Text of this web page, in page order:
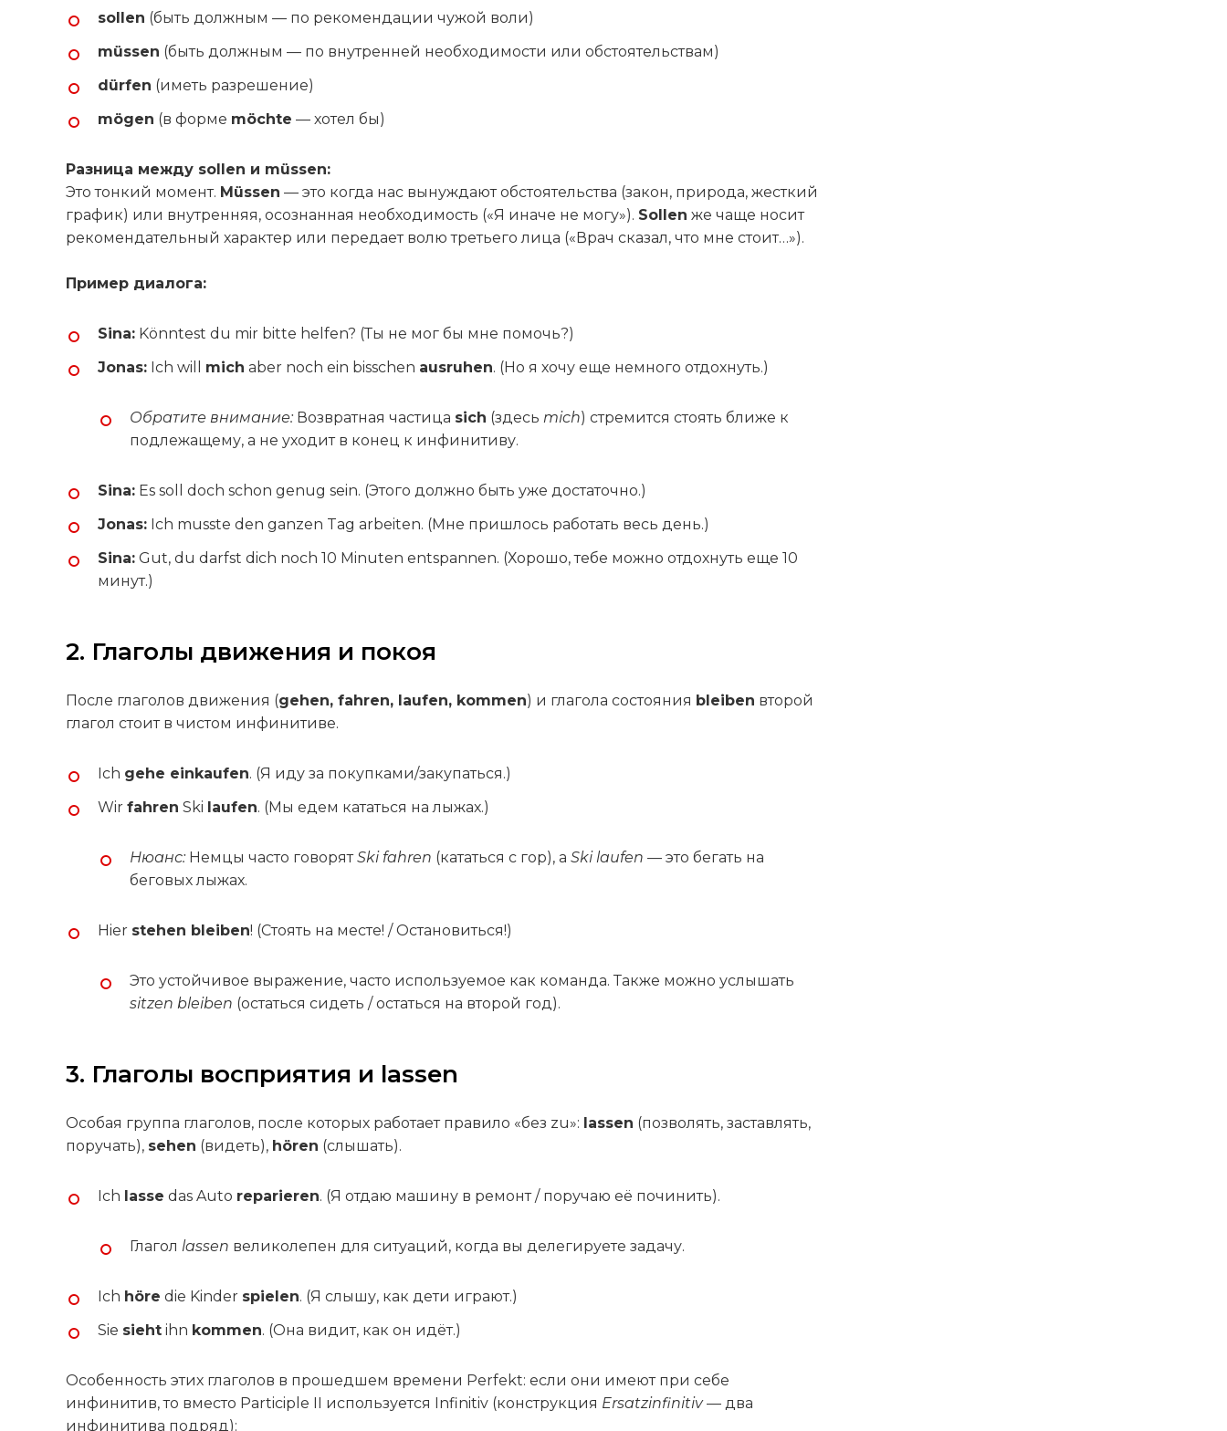
sollen (быть должным — по рекомендации чужой воли)
müssen (быть должным — по внутренней необходимости или обстоятельствам)
dürfen (иметь разрешение)
mögen (в форме möchte — хотел бы)
Разница между sollen и müssen:
Это тонкий момент. Müssen — это когда нас вынуждают обстоятельства (закон, природа, жесткий
график) или внутренняя, осознанная необходимость («Я иначе не могу»). Sollen же чаще носит
рекомендательный характер или передает волю третьего лица («Врач сказал, что мне стоит…»).
Пример диалога:
Sina: Könntest du mir bitte helfen? (Ты не мог бы мне помочь?)
Jonas: Ich will mich aber noch ein bisschen ausruhen. (Но я хочу еще немного отдохнуть.)
Обратите внимание: Возвратная частица sich (здесь mich) стремится стоять ближе к
подлежащему, а не уходит в конец к инфинитиву.
Sina: Es soll doch schon genug sein. (Этого должно быть уже достаточно.)
Jonas: Ich musste den ganzen Tag arbeiten. (Мне пришлось работать весь день.)
Sina: Gut, du darfst dich noch 10 Minuten entspannen. (Хорошо, тебе можно отдохнуть еще 10
минут.)
2. Глаголы движения и покоя
После глаголов движения (gehen, fahren, laufen, kommen) и глагола состояния bleiben второй
глагол стоит в чистом инфинитиве.
Ich gehe einkaufen. (Я иду за покупками/закупаться.)
Wir fahren Ski laufen. (Мы едем кататься на лыжах.)
Нюанс: Немцы часто говорятSki fahren (кататься с гор), а Ski laufen — это бегать на
беговых лыжах.
Hier stehen bleiben! (Стоять на месте! / Остановиться!)
Это устойчивое выражение, часто используемое как команда. Также можно услышать
sitzen bleiben (остаться сидеть / остаться на второй год).
3. Глаголы восприятия и lassen
Особая группа глаголов, после которых работает правило «без zu»: lassen (позволять, заставлять,
поручать), sehen (видеть), hören (слышать).
Ich lasse das Auto reparieren. (Я отдаю машину в ремонт / поручаю её починить).
Глагол lassen великолепен для ситуаций, когда вы делегируете задачу.
Ich höre die Kinder spielen. (Я слышу, как дети играют.)
Sie sieht ihn kommen. (Она видит, как он идёт.)
Особенность этих глаголов в прошедшем времени Perfekt: если они имеют при себе
инфинитив, то вместо Participle II используется Infinitiv (конструкция Ersatzinfinitiv— два
инфинитива подряд):